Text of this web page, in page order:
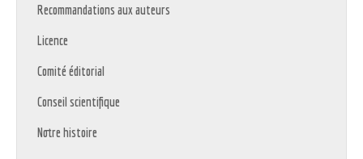
Recommandations aux auteurs
Licence
Comité éditorial
Conseil scientifique
Notre histoire